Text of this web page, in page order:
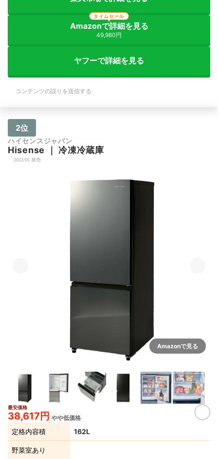
Amazonで詳細を見る
49,980円
タイムセール
ヤフーで詳細を見る
コンテンツの誤りを送信する
2位
ハイセンスジャパン
Hisense ｜冷凍冷蔵庫
2022/05 発売
Amazonで見る
最安価格
38,617円 やや低価格
定格内容積 162L
野菜室あり